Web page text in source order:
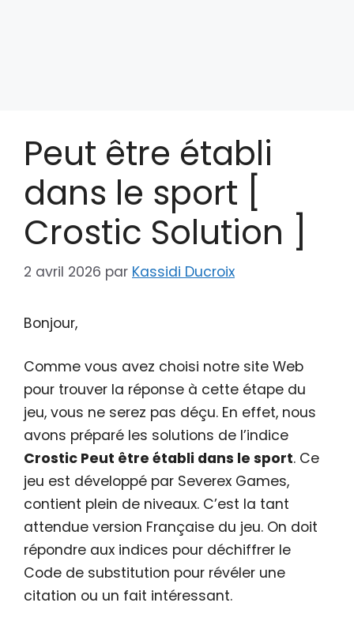
Peut être établi
dans le sport [
Crostic Solution ]
2 avril 2026 par Kassidi Ducroix
Bonjour,
Comme vous avez choisi notre site Web
pour trouver la réponse à cette étape du
jeu, vous ne serez pas déçu. En effet, nous
avons préparé les solutions de l’indice
Crostic Peut être établi dans le sport. Ce
jeu est développé par Severex Games,
contient plein de niveaux. C’est la tant
attendue version Française du jeu. On doit
répondre aux indices pour déchiffrer le
Code de substitution pour révéler une
citation ou un fait intéressant.